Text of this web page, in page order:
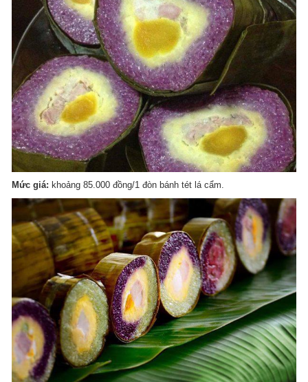
Mức giá: khoảng 85.000 đồng/1 đòn bánh tét lá cẩm.